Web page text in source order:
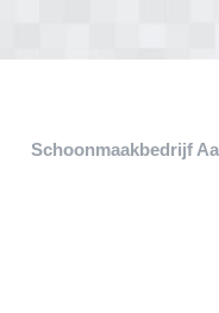
Schoonmaakbedrijf